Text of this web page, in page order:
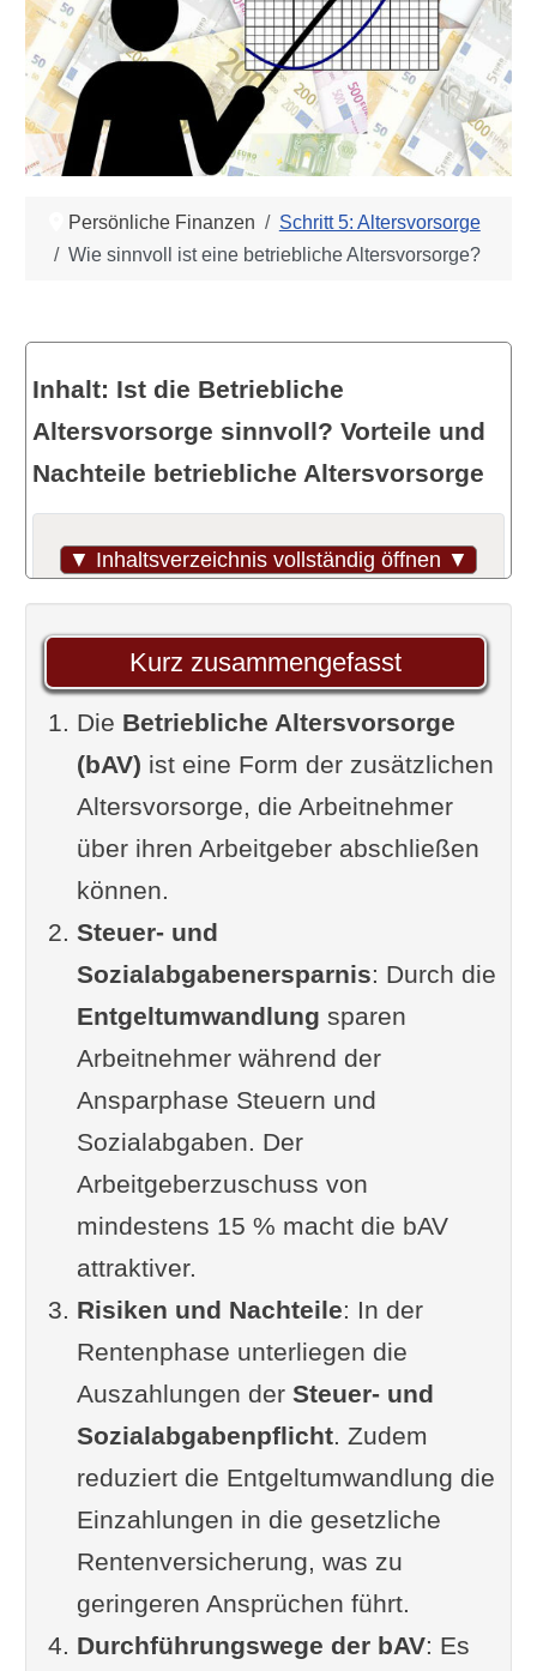
Persönliche Finanzen
Schritt 5: Altersvorsorge
Wie sinnvoll ist eine betriebliche Altersvorsorge?
▼ Inhaltsverzeichnis vollständig öffnen ▼
Inhalt: Ist die Betriebliche
Altersvorsorge sinnvoll? Vorteile und
Nachteile betriebliche Altersvorsorge
Was ist eine Betriebliche
Altersvorsorge?
Aktuelle gesetzliche
Rahmenbedingungen der bAV
Rechenbeispiel bAV
Risiken und Nachteile bei der bAV
Betriebsrente und Steuer
Arbeitsplatzwechsel
Auf diese Kriterien sollten Sie
achten – eine Wunschliste an die
bAV
Die unterschiedlichen Arten der
betrieblichen Altersvorsorge
Vergleich mit alternativen
Vorsorgeformen
Fazit: Ist Betriebliche
Altersvorsorge sinnvoll?
Ergänzung oder Frage von Ihnen?
Im Zusammenhang interessant
Noch interessant
Artikel
Kurz zusammengefasst
Die Betriebliche Altersvorsorge
(bAV) ist eine Form der zusätzlichen
Altersvorsorge, die Arbeitnehmer
über ihren Arbeitgeber abschließen
können.
Steuer- und
Sozialabgabenersparnis: Durch die
Entgeltumwandlung sparen
Arbeitnehmer während der
Ansparphase Steuern und
Sozialabgaben. Der
Arbeitgeberzuschuss von
mindestens 15 % macht die bAV
attraktiver.
Risiken und Nachteile: In der
Rentenphase unterliegen die
Auszahlungen der Steuer- und
Sozialabgabenpflicht. Zudem
reduziert die Entgeltumwandlung die
Einzahlungen in die gesetzliche
Rentenversicherung, was zu
geringeren Ansprüchen führt.
Durchführungswege der bAV: Es